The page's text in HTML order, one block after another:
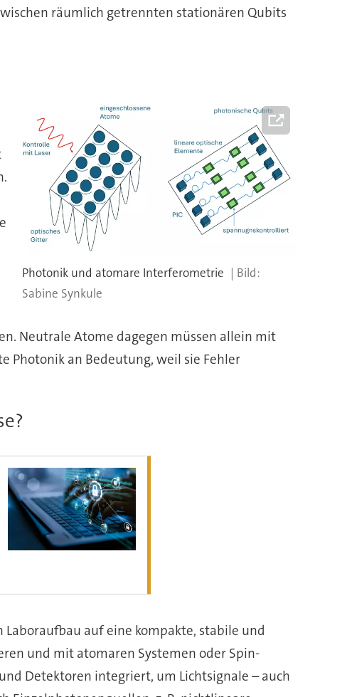
räumlich getrennten stationären Qubits
Photonik und atomare Interferometrie
Sabine Synkule
Neutrale Atome dagegen müssen allein mit
Photonik an Bedeutung, weil sie Fehler
auf eine kompakte, stabile und
und mit atomaren Systemen oder Spin-
Detektoren integriert, um Lichtsignale – auch